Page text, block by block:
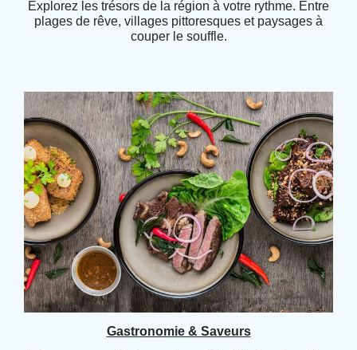
Explorez les trésors de la région à votre rythme. Entre
plages de rêve, villages pittoresques et paysages à
couper le souffle.
Gastronomie & Saveurs